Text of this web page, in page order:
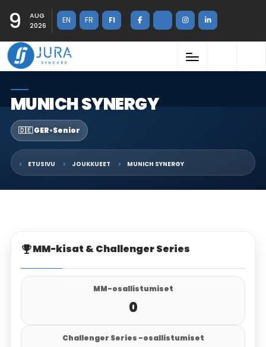
9
AUG
2026
EN FR FI
MUNICH SYNERGY
🇩🇪 GER•Senior
ETUSIVU JOUKKUEET MUNICH SYNERGY
MM-kisat & Challenger Series
MM-osallistumiset
0
Challenger Series -osallistumiset